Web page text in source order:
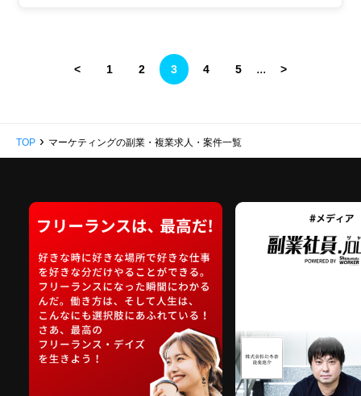
< 1 2 3 4 5 ... >
TOP › マーケティングの副業・複業求人・案件一覧